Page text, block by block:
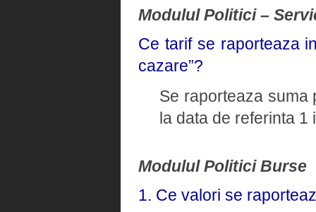
Modulul Politici –
Ce tarif se raporteaza
cazare”?
Se raporteaza suma
la data de referinta 1
Modulul Politici Burse
1. Ce valori se